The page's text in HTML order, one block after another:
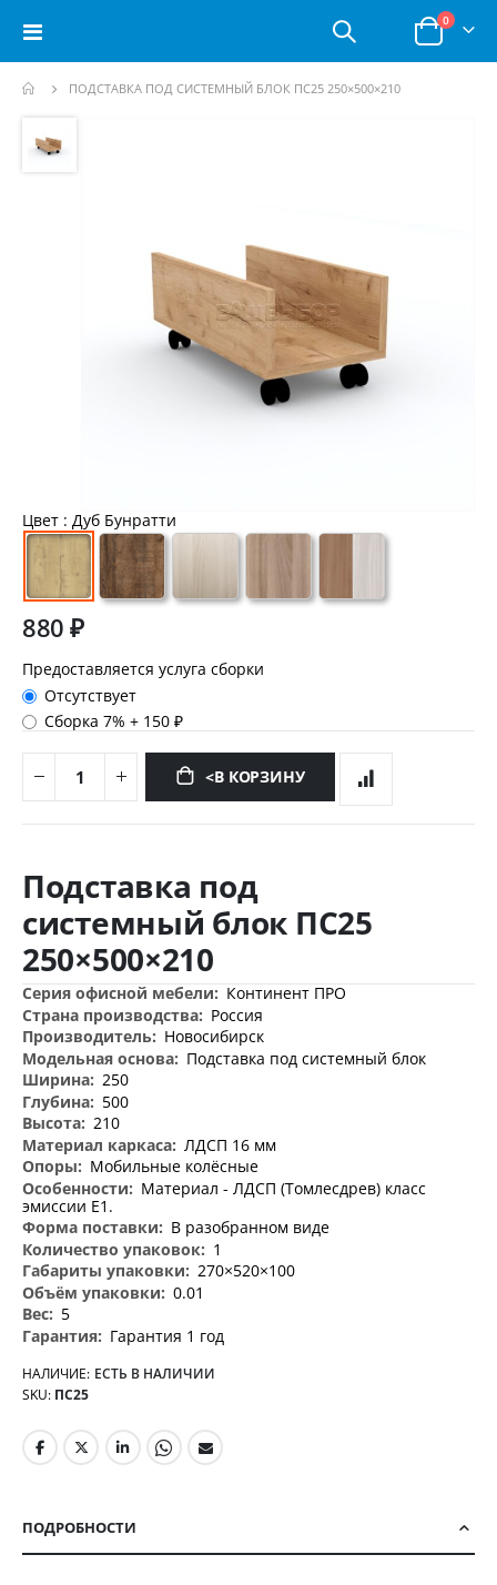
Toggle
Корзина
0позиции
ПОДСТАВКА ПОД СИСТЕМНЫЙ БЛОК ПС25 250×500×210
перейти
Цвет : Дуб Бунратти
880 ₽
Предоставляется услуга сборки
Отсутствует
Сборка 7%+ 150 ₽
<В КОРЗИНУ
началу
галереи
изображений
Подставка под
системный блок ПС25
250×500×210
Дополнительная
информация
Континент ПРО
Россия
Новосибирск
Подставка под системный блок
250
500
210
ЛДСП 16 мм
Мобильные колёсные
Материал - ЛДСП (Томлесдрев) класс
эмиссии Е1.
В разобранном виде
1
270×520×100
0.01
5
Гарантия 1 год
НАЛИЧИЕ: ЕСТЬ В НАЛИЧИИ
SKU ПС25
ПОДРОБНОСТИ